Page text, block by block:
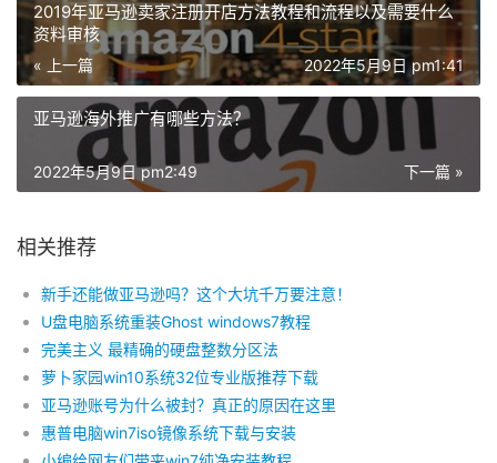
2019年亚马逊卖家注册开店方法教程和流程以及需要什么
资料审核
« 上一篇 2022年5月9日 pm1:41
亚马逊海外推广有哪些方法？
下一篇 »
2022年5月9日 pm2:49
相关推荐
新手还能做亚马逊吗？这个大坑千万要注意！
U盘电脑系统重装Ghost windows7教程
完美主义 最精确的硬盘整数分区法
萝卜家园win10系统32位专业版推荐下载
亚马逊账号为什么被封？真正的原因在这里
惠普电脑win7iso镜像系统下载与安装